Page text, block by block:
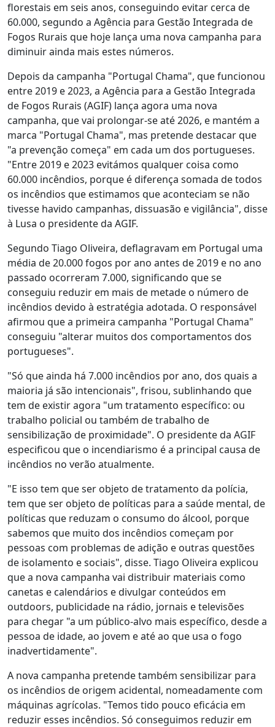
florestais em seis anos, conseguindo evitar cerca de
60.000, segundo a Agência para Gestão Integrada de
Fogos Rurais que hoje lança uma nova campanha para
diminuir ainda mais estes números.
Depois da campanha "Portugal Chama", que funcionou
entre 2019 e 2023, a Agência para a Gestão Integrada
de Fogos Rurais (AGIF) lança agora uma nova
campanha, que vai prolongar-se até 2026, e mantém a
marca "Portugal Chama", mas pretende destacar que
"a prevenção começa" em cada um dos portugueses.
"Entre 2019 e 2023 evitámos qualquer coisa como
60.000 incêndios, porque é diferença somada de todos
os incêndios que estimamos que aconteciam se não
tivesse havido campanhas, dissuasão e vigilância", disse
à Lusa o presidente da AGIF.
Segundo Tiago Oliveira, deflagravam em Portugal uma
média de 20.000 fogos por ano antes de 2019 e no ano
passado ocorreram 7.000, significando que se
conseguiu reduzir em mais de metade o número de
incêndios devido à estratégia adotada. O responsável
afirmou que a primeira campanha "Portugal Chama"
conseguiu "alterar muitos dos comportamentos dos
portugueses".
"Só que ainda há 7.000 incêndios por ano, dos quais a
maioria já são intencionais", frisou, sublinhando que
tem de existir agora "um tratamento específico: ou
trabalho policial ou também de trabalho de
sensibilização de proximidade". O presidente da AGIF
especificou que o incendiarismo é a principal causa de
incêndios no verão atualmente.
"E isso tem que ser objeto de tratamento da polícia,
tem que ser objeto de políticas para a saúde mental, de
políticas que reduzam o consumo do álcool, porque
sabemos que muito dos incêndios começam por
pessoas com problemas de adição e outras questões
de isolamento e sociais", disse. Tiago Oliveira explicou
que a nova campanha vai distribuir materiais como
canetas e calendários e divulgar conteúdos em
outdoors, publicidade na rádio, jornais e televisões
para chegar "a um público-alvo mais específico, desde a
pessoa de idade, ao jovem e até ao que usa o fogo
inadvertidamente".
A nova campanha pretende também sensibilizar para
os incêndios de origem acidental, nomeadamente com
máquinas agrícolas. "Temos tido pouco eficácia em
reduzir esses incêndios. Só conseguimos reduzir em